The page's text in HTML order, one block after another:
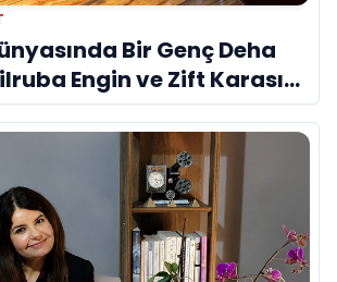
Bir Genç Deha
Engin ve Zift Karası